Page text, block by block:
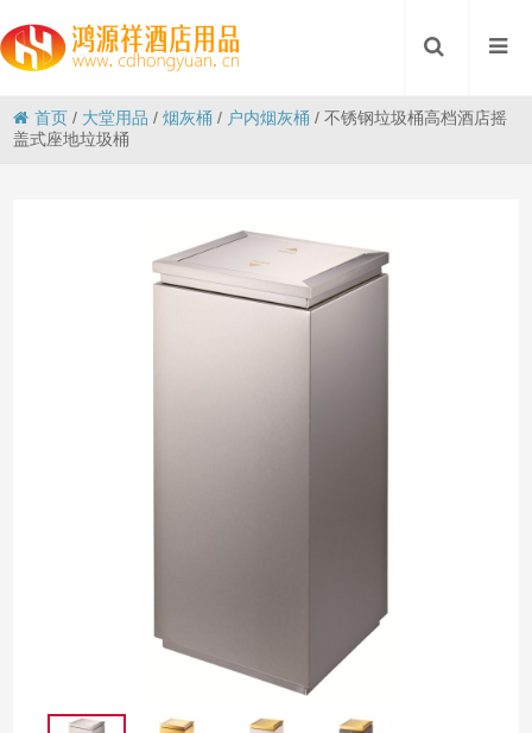
首页 / 大堂用品 /烟灰桶 / 户内烟灰桶 /不锈钢垃圾桶高档酒店摇
盖式座地垃圾桶